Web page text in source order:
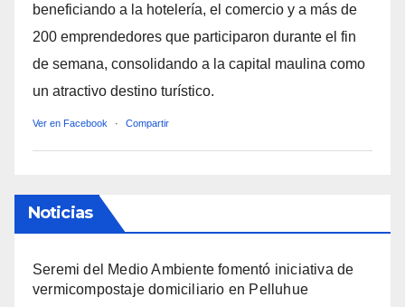
beneficiando a la hotelería, el comercio y a más de
200 emprendedores que participaron durante el fin
de semana, consolidando a la capital maulina como
un atractivo destino turístico.
Ver en Facebook · Compartir
Noticias
Seremi del Medio Ambiente fomentó iniciativa de
vermicompostaje domiciliario en Pelluhue